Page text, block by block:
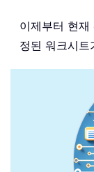
이제부터 현재
정된 워크시트